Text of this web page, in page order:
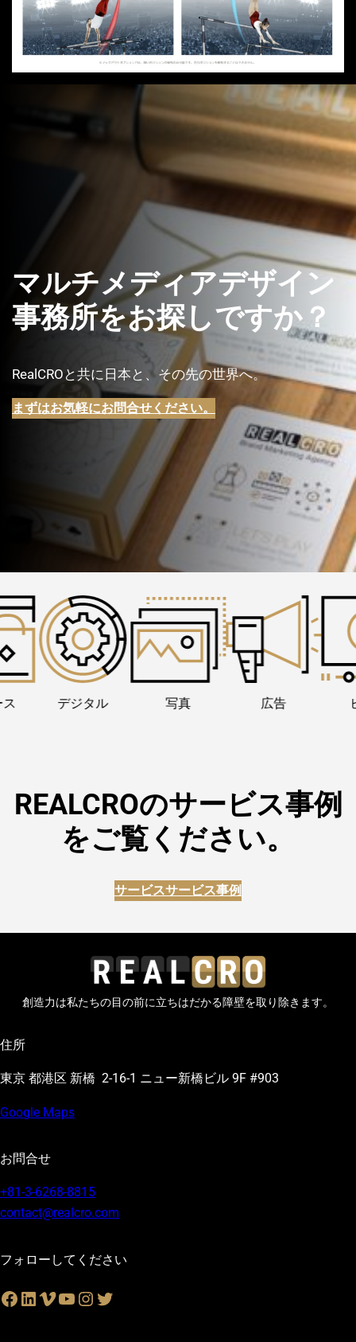
マルチメディアデザイン
事務所をお探しですか？
RealCROと共に日本と、その先の世界へ。
まずはお気軽にお問合せください。
デジタル 写真 ビデ
REALCROのサービス事例
をご覧ください。
サービスサービス事例
創造力は私たちの目の前に立ちはだかる障壁を取り除きます。
住所
東京 都港区 新橋 2-16-1 ニュー新橋ビル 9F #903
Google Maps
お問合せ
+81-3-6268-8815
contact@realcro.com
フォローしてください
Facebook LinkedIn Vimeo YouTube Instagram Twitter